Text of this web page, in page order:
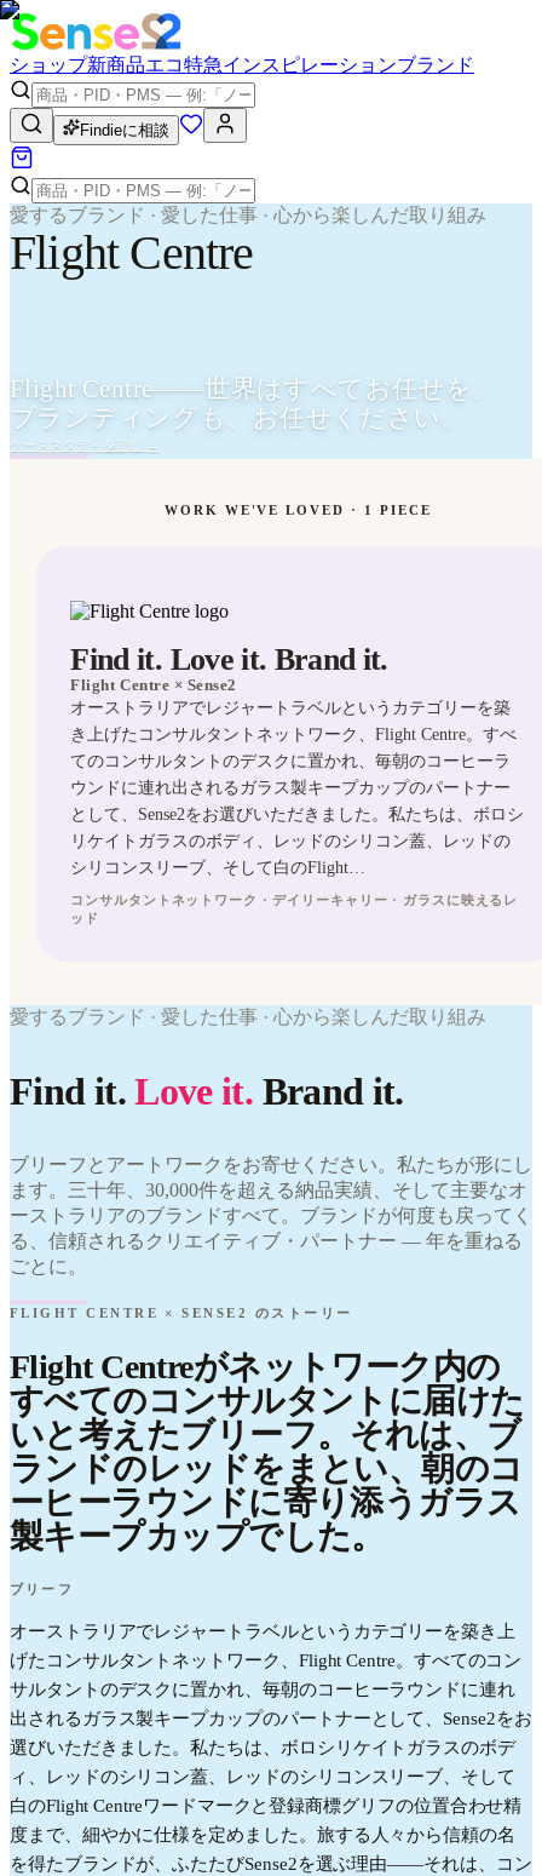
ショップ新商品エコ特急インスピレーションブランド
Findieに相談
愛するブランド · 愛した仕事 · 心から楽しんだ取り組み
Flight Centre
Flight Centre——世界はすべてお任せを。
ブランディングも、お任せください。
ケーススタディを読む →
WORK WE'VE LOVED · 1 PIECE
Find it. Love it. Brand it.
Flight Centre × Sense2
オーストラリアでレジャートラベルというカテゴリーを築
き上げたコンサルタントネットワーク、Flight Centre。すべ
てのコンサルタントのデスクに置かれ、毎朝のコーヒーラ
ウンドに連れ出されるガラス製キープカップのパートナー
として、Sense2をお選びいただきました。私たちは、ボロシ
リケイトガラスのボディ、レッドのシリコン蓋、レッドの
シリコンスリーブ、そして白のFlight…
コンサルタントネットワーク · デイリーキャリー · ガラスに映えるレ
ッド
WORK
WE'VE
Flight
Centre ×
Love it.
Brand it.
LOVED
Sense2.
Find it.
Love it.
Brand it.
愛するブランド · 愛した仕事 · 心から楽しんだ取り組み
Find it.Love it. Brand it.
ブリーフとアートワークをお寄せください。私たちが形にし
ます。三十年、30,000件を超える納品実績、そして主要なオ
ーストラリアのブランドすべて。ブランドが何度も戻ってく
る、信頼されるクリエイティブ・パートナー — 年を重ねる
ごとに。
FLIGHT CENTRE × SENSE2 のストーリー
Flight Centreがネットワーク内の
すべてのコンサルタントに届けた
いと考えたブリーフ。それは、ブ
ランドのレッドをまとい、朝のコ
ーヒーラウンドに寄り添うガラス
製キープカップでした。
ブリーフ
オーストラリアでレジャートラベルというカテゴリーを築き上
げたコンサルタントネットワーク、Flight Centre。すべてのコン
サルタントのデスクに置かれ、毎朝のコーヒーラウンドに連れ
出されるガラス製キープカップのパートナーとして、Sense2をお
選びいただきました。私たちは、ボロシリケイトガラスのボデ
ィ、レッドのシリコン蓋、レッドのシリコンスリーブ、そして
白のFlight Centreワードマークと登録商標グリフの位置合わせ精
度まで、細やかに仕様を定めました。旅する人々から信頼の名
を得たブランドが、ふたたびSense2を選ぶ理由——それは、コン